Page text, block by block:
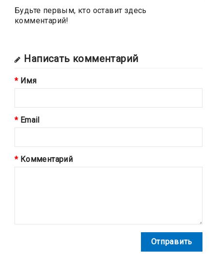
Будьте первым, кто оставит здесь
комментарий!
Написать комментарий
Имя
Email
Комментарий
Отправить